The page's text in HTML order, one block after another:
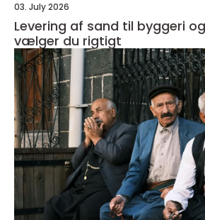
03. July 2026
Levering af sand til byggeri
vælger du rigtigt